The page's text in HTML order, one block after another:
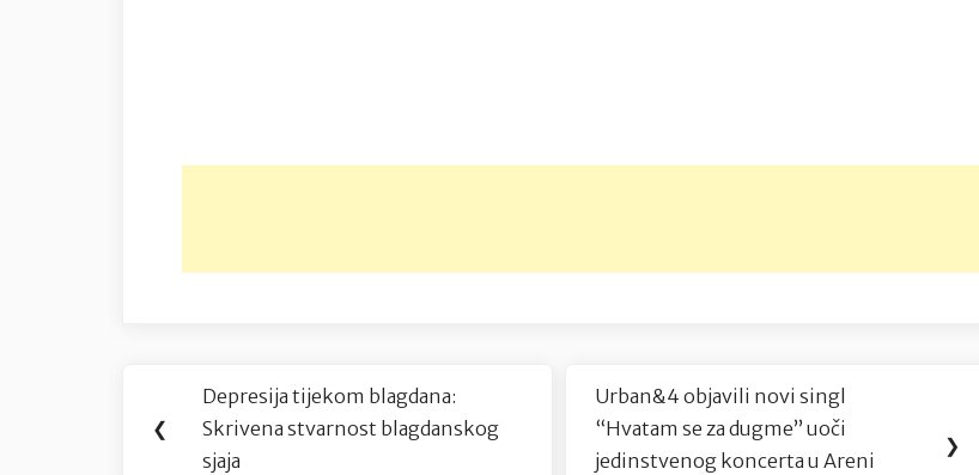
Navigacija
objava
❮
Previous
Post:
Depresija tijekom blagdana:
Skrivena stvarnost blagdanskog
sjaja
Next
Post:
Urban&4 objavili novi singl
“Hvatam se za dugme” uoči
jedinstvenog koncerta u Areni
❯